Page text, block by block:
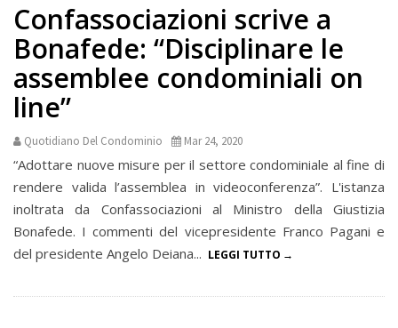
Confassociazioni scrive a
Bonafede: “Disciplinare le
assemblee condominiali on
line”
Quotidiano Del Condominio Mar 24, 2020
“Adottare nuove misure per il settore condominiale al fine di
rendere valida l’assemblea in videoconferenza”. L'istanza
inoltrata da Confassociazioni al Ministro della Giustizia
Bonafede. I commenti del vicepresidente Franco Pagani e
del presidente Angelo Deiana... LEGGI TUTTO